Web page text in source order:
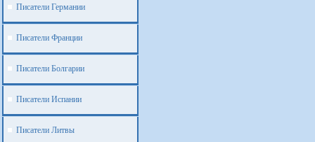
Писатели Германии
Писатели Франции
Писатели Болгарии
Писатели Испании
Писатели Литвы